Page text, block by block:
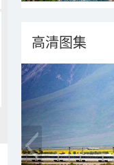
高清图集